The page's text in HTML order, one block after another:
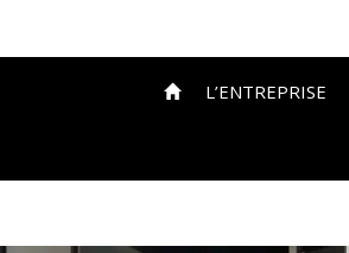
L’ENTREPRISE